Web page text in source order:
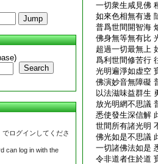
Search
ログインしてくださ
can log in with the
一切衆生咸見佛
如來色相無有邊
普爲世間開智海
佛身無等無有比
超過一切最無上
爲利世間修苦行
光明遍淨如虚空
佛演妙音無障礙
以法滋味益群生
放光明網不思議
悉使發生深信解
世間所有諸光明
佛光如是不思議
一切諸佛法如是
令非道者住於道